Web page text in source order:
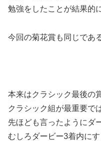
勉強をしたことが結果的
今回の菊花賞も同じであ
本来はクラシック最後の
クラシック組が最重要で
先ほども言ったようにダ
むしろダービー3着内に